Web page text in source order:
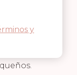
la
de
y